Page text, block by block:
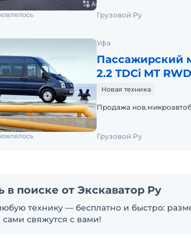
Грузовой Ру
Уфа
Пассажирский
2.2 TDCi MT
Новая техника
Продажа
Грузовой Ру
поиске от Экскаватор Ру
технику — бесплатно и быстро:
свяжутся с вами!